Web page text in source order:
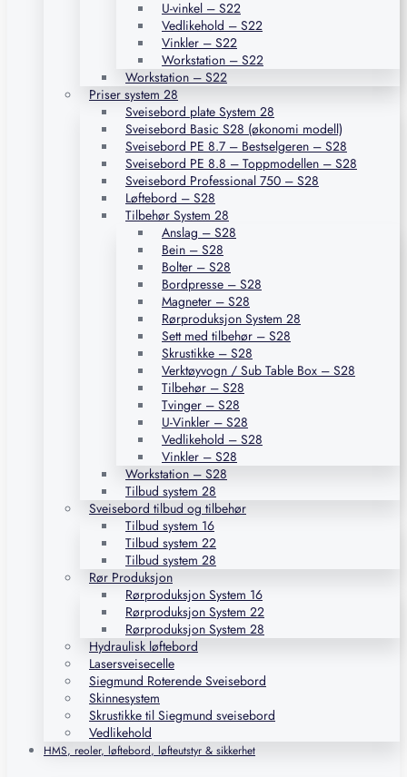
U-vinkel – S22
Vedlikehold – S22
Vinkler – S22
Workstation – S22
Workstation – S22
Priser system 28
Sveisebord plate System 28
Sveisebord Basic S28 (økonomi modell)
Sveisebord PE 8.7 – Bestselgeren – S28
Sveisebord PE 8.8 – Toppmodellen – S28
Sveisebord Professional 750 – S28
Løftebord – S28
Tilbehør System 28
Anslag – S28
Bein – S28
Bolter – S28
Bordpresse – S28
Magneter – S28
Rørproduksjon System 28
Sett med tilbehør – S28
Skrustikke – S28
Verktøyvogn / Sub Table Box – S28
Tilbehør – S28
Tvinger – S28
U-Vinkler – S28
Vedlikehold – S28
Vinkler – S28
Workstation – S28
Tilbud system 28
Sveisebord tilbud og tilbehør
Tilbud system 16
Tilbud system 22
Tilbud system 28
Rør Produksjon
Rørproduksjon System 16
Rørproduksjon System 22
Rørproduksjon System 28
Hydraulisk løftebord
Lasersveisecelle
Siegmund Roterende Sveisebord
Skinnesystem
Skrustikke til Siegmund sveisebord
Vedlikehold
HMS, reoler, løftebord, løfteutstyr & sikkerhet